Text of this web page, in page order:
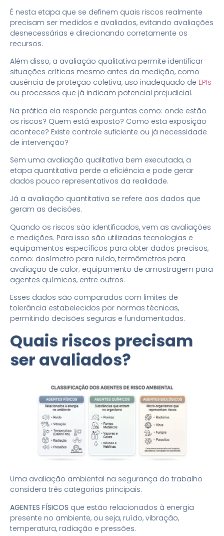
É nesta etapa que se definem quais riscos realmente
precisam ser medidos e avaliados, evitando avaliações
desnecessárias e direcionando corretamente os
recursos.
Além disso, a avaliação qualitativa permite identificar
situações críticas mesmo antes da medição, como
ausência de proteção coletiva, uso inadequado de EPIs
ou processos que já indicam potencial prejudicial.
Na prática ela responde perguntas como: onde estão
os riscos? Quem está exposto? Como esta exposição
acontece? Existe controle suficiente ou já necessidade
de intervenção?
Sem uma avaliação qualitativa bem executada, a
etapa quantitativa perde a eficiência e pode gerar
dados pouco representativos da realidade.
Já a avaliação quantitativa se refere aos dados que
geram as decisões.
Quando os riscos são identificados, vem as avaliações
e medições. Para isso são utilizadas tecnologias e
equipamentos específicos para obter dados precisos,
como: dosímetro para ruído, termômetros para
avaliação de calor; equipamento de amostragem para
agentes químicos, entre outros.
Esses dados são comparados com limites de
tolerância estabelecidos por normas técnicas,
permitindo decisões seguras e fundamentadas.
Quais riscos precisam
ser avaliados?
Uma avaliação ambiental na segurança do trabalho
considera três categorias principais:
AGENTES FÍSICOS que estão relacionados à energia
presente no ambiente, ou seja, ruído, vibração,
temperatura, radiação e pressões.